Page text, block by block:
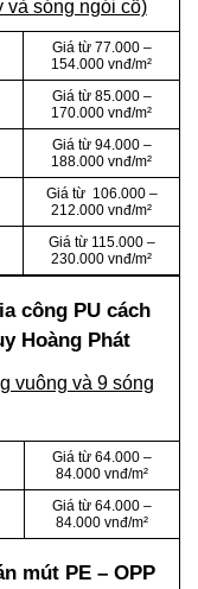
và sóng ngói cổ)
Giá từ 77.000 –
154.000 vnđ/m²
Giá từ 85.000 –
170.000 vnđ/m²
Giá từ 94.000 –
188.000 vnđ/m²
Giá từ 106.000 –
212.000 vnđ/m²
Giá từ 115.000 –
230.000 vnđ/m²
công PU cách
Hoàng Phát
vuông và 9 sóng
Giá từ 64.000 –
84.000 vnđ/m²
Giá từ 64.000 –
84.000 vnđ/m²
mút PE – OPP